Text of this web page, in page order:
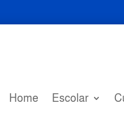
Home Escolar